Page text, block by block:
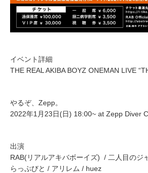
イベント詳細
THE REAL AKIBA BOYZ ONEMAN LIVE
やるぞ、Zepp。
2022年1月23日(日) 18:00~ at Zepp Diver
出演
RAB(リアルアキバボーイズ) / 二人目のジ
らっぷびと / アリレム / huez